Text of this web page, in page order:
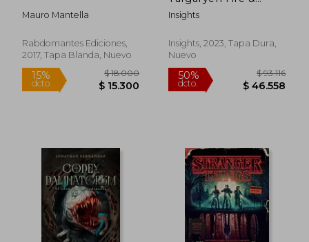
Mauro Mantella
Rabdomantes Ediciones,
2017, Tapa Blanda, Nuevo
Blood Hardcover
Journal (en Inglés)
Insights
Insights, 2023, Tapa Dura,
Nuevo